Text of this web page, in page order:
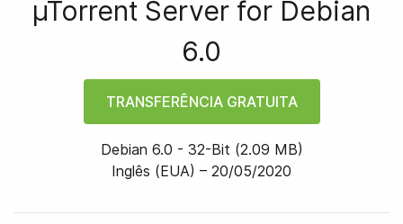
µTorrent Server for Debian
6.0
TRANSFERÊNCIA GRATUITA
Debian 6.0 - 32-bit (2.09 MB)
Inglês (EUA) – 20/05/2020